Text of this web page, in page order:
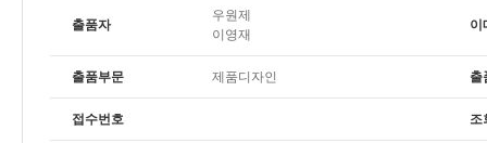
출품자
우원제
이영재
이
출품부문 제품디자인 출
접수번호 조